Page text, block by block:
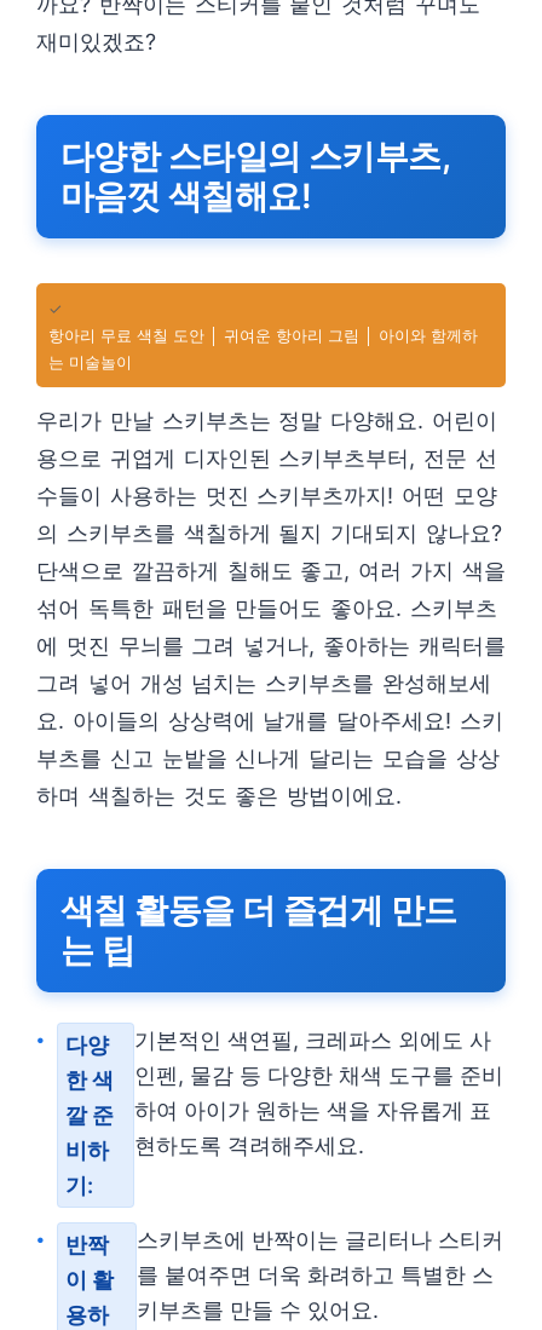
재미있겠죠?
다양한 스타일의 스키부츠,
마음껏 색칠해요!
✓
항아리 무료 색칠 도안 │ 귀여운 항아리 그림 │ 아이와 함께하
는 미술놀이
우리가 만날 스키부츠는 정말 다양해요. 어린이
용으로 귀엽게 디자인된 스키부츠부터, 전문 선
수들이 사용하는 멋진 스키부츠까지! 어떤 모양
의 스키부츠를 색칠하게 될지 기대되지 않나요?
단색으로 깔끔하게 칠해도 좋고, 여러 가지 색을
섞어 독특한 패턴을 만들어도 좋아요. 스키부츠
에 멋진 무늬를 그려 넣거나, 좋아하는 캐릭터를
그려 넣어 개성 넘치는 스키부츠를 완성해보세
요. 아이들의 상상력에 날개를 달아주세요! 스키
부츠를 신고 눈밭을 신나게 달리는 모습을 상상
하며 색칠하는 것도 좋은 방법이에요.
색칠 활동을 더 즐겁게 만드
는 팁
다양
한 색
깔 준
비하
기:
기본적인 색연필, 크레파스 외에도 사
인펜, 물감 등 다양한 채색 도구를 준비
하여 아이가 원하는 색을 자유롭게 표
현하도록 격려해주세요.
반짝
이 활
용하
스키부츠에 반짝이는 글리터나 스티커
를 붙여주면 더욱 화려하고 특별한 스
키부츠를 만들 수 있어요.